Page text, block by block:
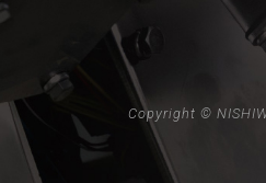
Copyright ©